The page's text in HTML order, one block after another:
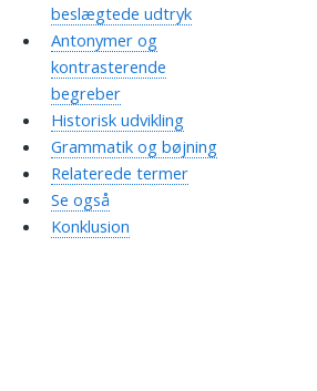
beslægtede udtryk
Antonymer og
kontrasterende
begreber
Historisk udvikling
Grammatik og bøjning
Relaterede termer
Se også
Konklusion